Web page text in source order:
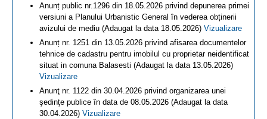
Anunț public nr.1296 din 18.05.2026 privind depunerea primei
versiuni a Planului Urbanistic General în vederea obținerii
avizului de mediu (Adaugat la data 18.05.2026) Vizualizare
Anunț nr. 1251 din 13.05.2026 privind afisarea documentelor
tehnice de cadastru pentru imobilul cu proprietar neidentificat
situat in comuna Balasesti (Adaugat la data 13.05.2026)
Vizualizare
Anunţ nr. 1122 din 30.04.2026 privind organizarea unei
şedinţe publice în data de 08.05.2026 (Adaugat la data
30.04.2026) Vizualizare